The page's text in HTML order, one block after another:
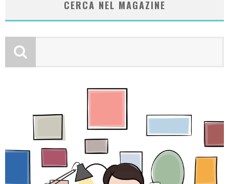
CERCA NEL MAGAZINE